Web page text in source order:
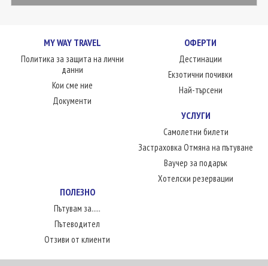
MY WAY TRAVEL
Политика за защита на лични
данни
Кои сме ние
Документи
ОФЕРТИ
Дестинации
Екзотични почивки
Най-търсени
УСЛУГИ
Самолетни билети
Застраховка Отмяна на пътуване
Ваучер за подарък
Хотелски резервации
ПОЛЕЗНО
Пътувам за.....
Пътеводител
Отзиви от клиенти